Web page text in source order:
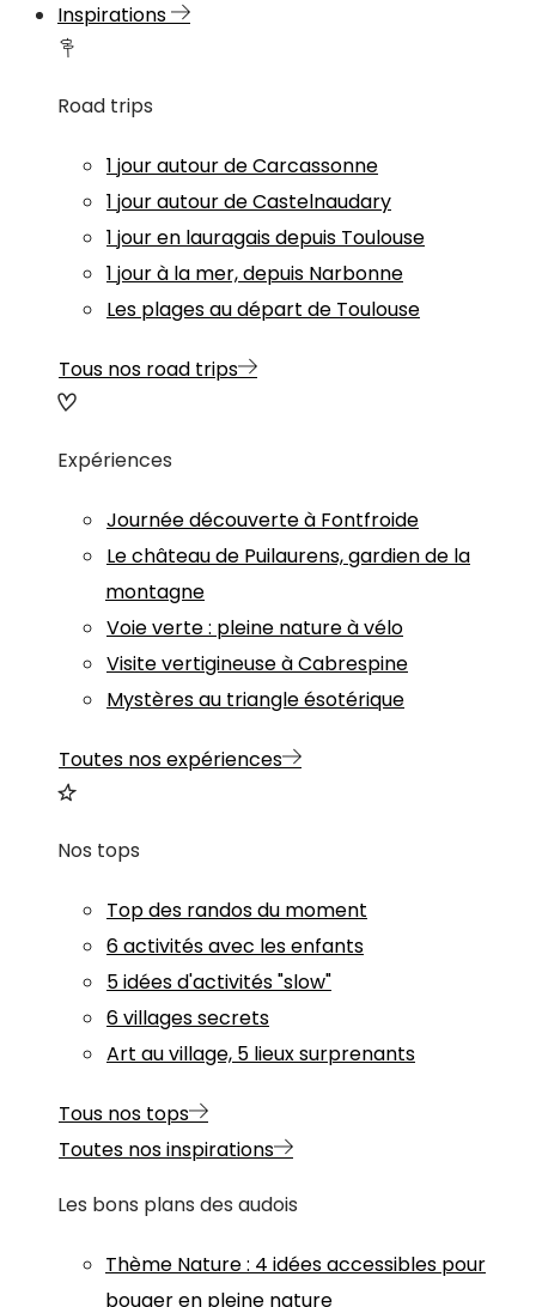
Inspirations
Road trips
1 jour autour de Carcassonne
1 jour autour de Castelnaudary
1 jour en lauragais depuis Toulouse
1 jour à la mer, depuis Narbonne
Les plages au départ de Toulouse
Tous nos road trips
Expériences
Journée découverte à Fontfroide
Le château de Puilaurens, gardien de la
montagne
Voie verte : pleine nature à vélo
Visite vertigineuse à Cabrespine
Mystères au triangle ésotérique
Toutes nos expériences
Nos tops
Top des randos du moment
6 activités avec les enfants
5 idées d'activités "slow"
6 villages secrets
Art au village, 5 lieux surprenants
Tous nos tops
Toutes nos inspirations
Les bons plans des audois
Thème Nature: 4 idées accessibles pour
bouger en pleine nature